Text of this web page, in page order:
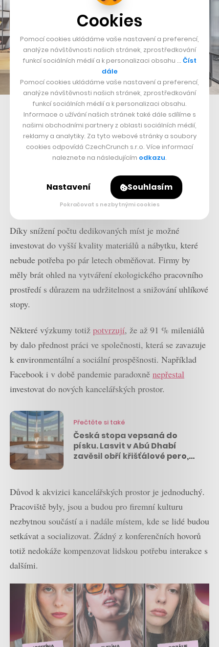
Butikový coworking podle Studia Perspektiv
Efektivní technologie, které mají pozitivní vliv na pobyt
v kancelářích, jsou dalším z aspektů zpříjemnění pobytu
na pracovišti. Inteligentní měřiče oxidu uhličitého, true
tone osvětlení, které mění svou teplotu dle aktuálního
světla, nebo přítomnostní systémy dbají na udržitelnost
a úsporu energie.
Díky snížení počtu dedikovaných míst je možné
investovat do vyšší kvality materiálů a nábytku, které
nebude potřeba po pár letech obměňovat. Firmy by
měly brát ohled na vytváření ekologického pracovního
prostředí s důrazem na udržitelnost a snižování uhlíkové
stopy.
Některé výzkumy totiž potvrzují, že až 91 % mileniálů
by dalo přednost práci ve společnosti, která se zavazuje
k environmentální a sociální prospěšnosti. Například
Facebook i v době pandemie paradoxně nepřestal
investovat do nových kancelářských prostor.
Přečtěte si také
Česká stopa vepsaná do
písku. Lasvit v Abú Dhabí
zavěsil obří křišťálové pero,
Důvod k akvizici kancelářských prostor je jednoduchý.
Pracoviště byly, jsou a budou pro firemní kulturu
nezbytnou součástí a i nadále místem, kde se lidé budou
setkávat a socializovat. Žádný z konferenčních hovorů
totiž nedokáže kompenzovat lidskou potřebu interakce s
dalšími.
Cookies
Pomocí cookies ukládáme vaše nastavení a preferencí,
analýze návštěvnosti našich stránek, zprostředkování
funkcí sociálních médií a k personalizaci obsahu … Číst
dále
Pomocí cookies ukládáme vaše nastavení a preferencí,
analýze návštěvnosti našich stránek, zprostředkování
funkcí sociálních médií a k personalizaci obsahu.
Informace o užívání našich stránek také dále sdílíme s
našimi obchodními partnery z oblasti sociálních médií,
reklamy a analytiky. Za tyto webové stránky a soubory
cookies odpovídá CzechCrunch s.r.o. Více informací
naleznete na následujícím odkazu.
Nastavení Souhlasím
Pokračovat s nezbytnými cookies